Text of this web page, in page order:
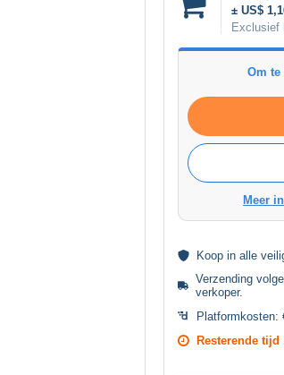
± US$
Exclusief
Om
Meer
Koop in alle
Verzending
verkoper.
Platformkosten:
Resterende tijd